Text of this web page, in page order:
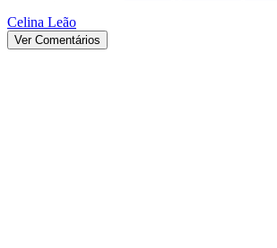
Celina Leão
Ver Comentários